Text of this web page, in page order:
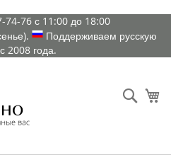
74-76 с 11:00 до 18:00
Поддерживаем русскую
2008 года.